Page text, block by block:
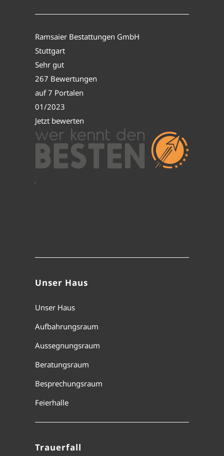
Ramsaier Bestattungen GmbH
Stuttgart
Sehr gut
267 Bewertungen
auf 7 Portalen
01/2023
Jetzt bewerten
Unser Haus
Unser Haus
Aufbahrungsraum
Aussegnungsraum
Beratungsraum
Besprechungsraum
Feierhalle
Trauerfall